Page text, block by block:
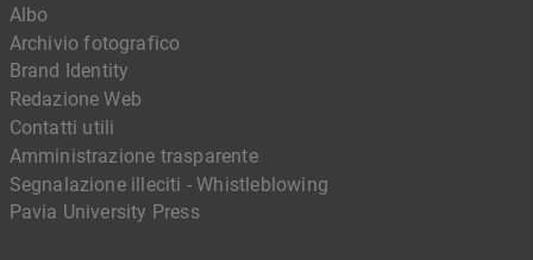
Albo
Archivio fotografico
Brand Identity
Redazione Web
Contatti utili
Amministrazione trasparente
Segnalazione illeciti - Whistleblowing
Pavia University Press